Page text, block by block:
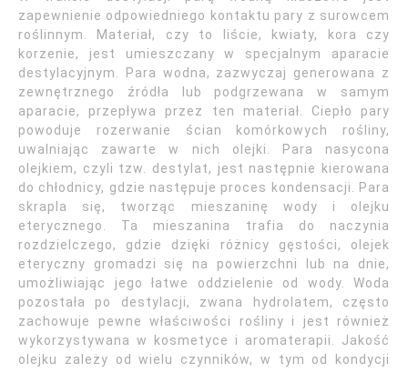
zapewnienie odpowiedniego kontaktu pary z surowcem
roślinnym. Materiał, czy to liście, kwiaty, kora czy
korzenie, jest umieszczany w specjalnym aparacie
destylacyjnym. Para wodna, zazwyczaj generowana z
zewnętrznego źródła lub podgrzewana w samym
aparacie, przepływa przez ten materiał. Ciepło pary
powoduje rozerwanie ścian komórkowych rośliny,
uwalniając zawarte w nich olejki. Para nasycona
olejkiem, czyli tzw. destylat, jest następnie kierowana
do chłodnicy, gdzie następuje proces kondensacji. Para
skrapla się, tworząc mieszaninę wody i olejku
eterycznego. Ta mieszanina trafia do naczynia
rozdzielczego, gdzie dzięki różnicy gęstości, olejek
eteryczny gromadzi się na powierzchni lub na dnie,
umożliwiając jego łatwe oddzielenie od wody. Woda
pozostała po destylacji, zwana hydrolatem, często
zachowuje pewne właściwości rośliny i jest również
wykorzystywana w kosmetyce i aromaterapii. Jakość
olejku zależy od wielu czynników, w tym od kondycji